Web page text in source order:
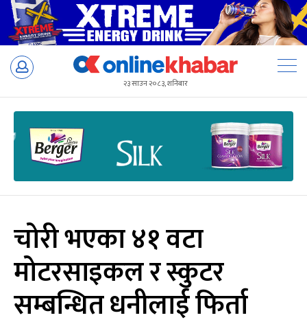
Skip
२३ साउन २०८३, शनिबार
चोरी भएका ४१ वटा
मोटरसाइकल र स्कुटर
सम्बन्धित धनीलाई फिर्ता